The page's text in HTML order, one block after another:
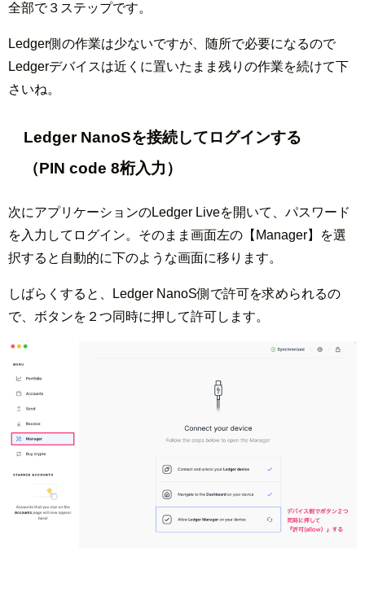
全部で３ステップです。
Ledger側の作業は少ないですが、随所で必要になるので
Ledgerデバイスは近くに置いたまま残りの作業を続けて下
さいね。
Ledger NanoSを接続してログインする
（PIN code 8桁入力）
次にアプリケーションのLedger Liveを開いて、パスワード
を入力してログイン。そのまま画面左の【Manager】を選
択すると自動的に下のような画面に移ります。
しばらくすると、Ledger NanoS側で許可を求められるの
で、ボタンを２つ同時に押して許可します。